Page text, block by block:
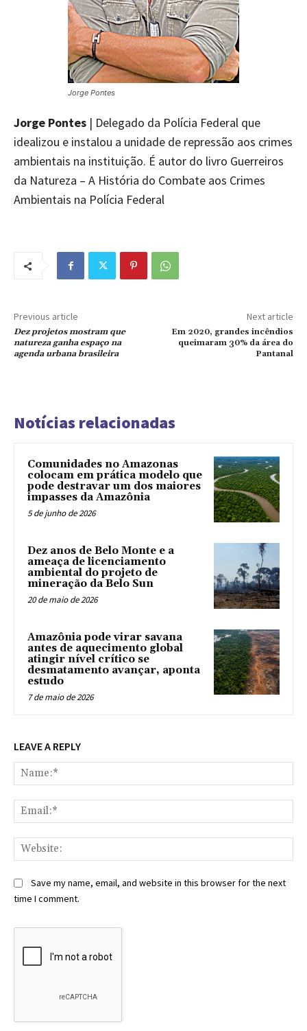
Jorge Pontes
Jorge Pontes | Delegado da Polícia Federal que
idealizou e instalou a unidade de repressão aos crimes
ambientais na instituição. É autor do livro Guerreiros
da Natureza – A História do Combate aos Crimes
Ambientais na Polícia Federal
Previous article
Dez projetos mostram que
natureza ganha espaço na
agenda urbana brasileira
Next article
Em 2020, grandes incêndios
queimaram 30% da área do
Pantanal
Notícias relacionadas
Comunidades no Amazonas
colocam em prática modelo que
pode destravar um dos maiores
impasses da Amazônia
5 de junho de 2026
Dez anos de Belo Monte e a
ameaça de licenciamento
ambiental do projeto de
mineração da Belo Sun
20 de maio de 2026
Amazônia pode virar savana
antes de aquecimento global
atingir nível crítico se
desmatamento avançar, aponta
estudo
7 de maio de 2026
LEAVE A REPLY
Save my name, email, and website in this browser for the next
time I comment.